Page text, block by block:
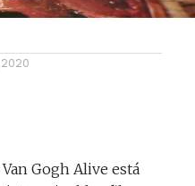
Gogh Alive está